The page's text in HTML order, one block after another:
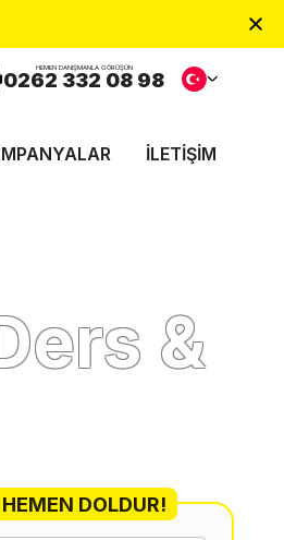
HEMEN DANIŞMANLA GÖRÜŞÜN
0262 332 08 98
İLETIŞIM
&
HEMEN DOLDUR!